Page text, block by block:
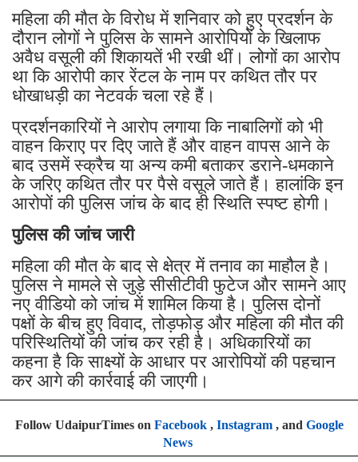
महिला की मौत के विरोध में शनिवार को हुए प्रदर्शन के
दौरान लोगों ने पुलिस के सामने आरोपियों के खिलाफ
अवैध वसूली की शिकायतें भी रखी थीं। लोगों का आरोप
था कि आरोपी कार रेंटल के नाम पर कथित तौर पर
धोखाधड़ी का नेटवर्क चला रहे हैं।
प्रदर्शनकारियों ने आरोप लगाया कि नाबालिगों को भी
वाहन किराए पर दिए जाते हैं और वाहन वापस आने के
बाद उसमें स्क्रैच या अन्य कमी बताकर डराने-धमकाने
के जरिए कथित तौर पर पैसे वसूले जाते हैं। हालांकि इन
आरोपों की पुलिस जांच के बाद ही स्थिति स्पष्ट होगी।
पुलिस की जांच जारी
महिला की मौत के बाद से क्षेत्र में तनाव का माहौल है।
पुलिस ने मामले से जुड़े सीसीटीवी फुटेज और सामने आए
नए वीडियो को जांच में शामिल किया है। पुलिस दोनों
पक्षों के बीच हुए विवाद, तोड़फोड़ और महिला की मौत की
परिस्थितियों की जांच कर रही है। अधिकारियों का
कहना है कि साक्ष्यों के आधार पर आरोपियों की पहचान
कर आगे की कार्रवाई की जाएगी।
Follow UdaipurTimes on Facebook, Instagram, and Google
News